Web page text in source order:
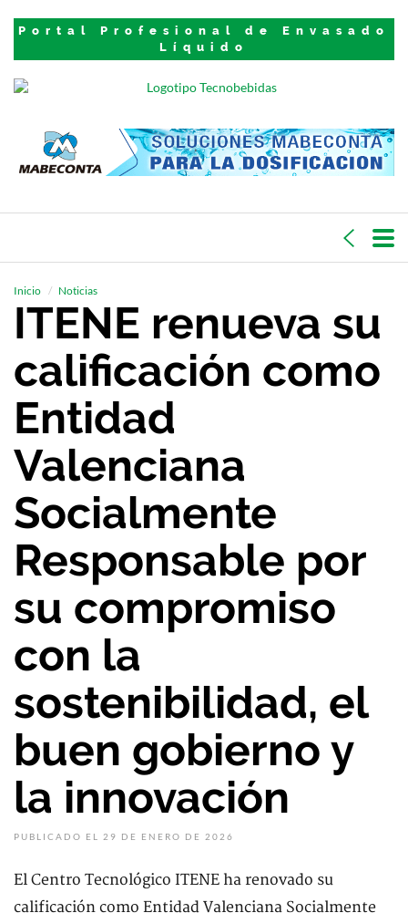
Portal Profesional de Envasado
Líquido
Inicio Noticias
ITENE renueva su
calificación como
Entidad
Valenciana
Socialmente
Responsable por
su compromiso
con la
sostenibilidad, el
buen gobierno y
la innovación
PUBLICADO EL 29 DE ENERO DE 2026
El Centro Tecnológico ITENE ha renovado su
calificación como Entidad Valenciana Socialmente